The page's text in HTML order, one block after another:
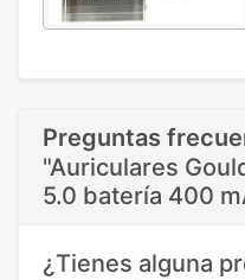
Preguntas
"Auriculares
5.0 batería 400
¿Tienes alguna